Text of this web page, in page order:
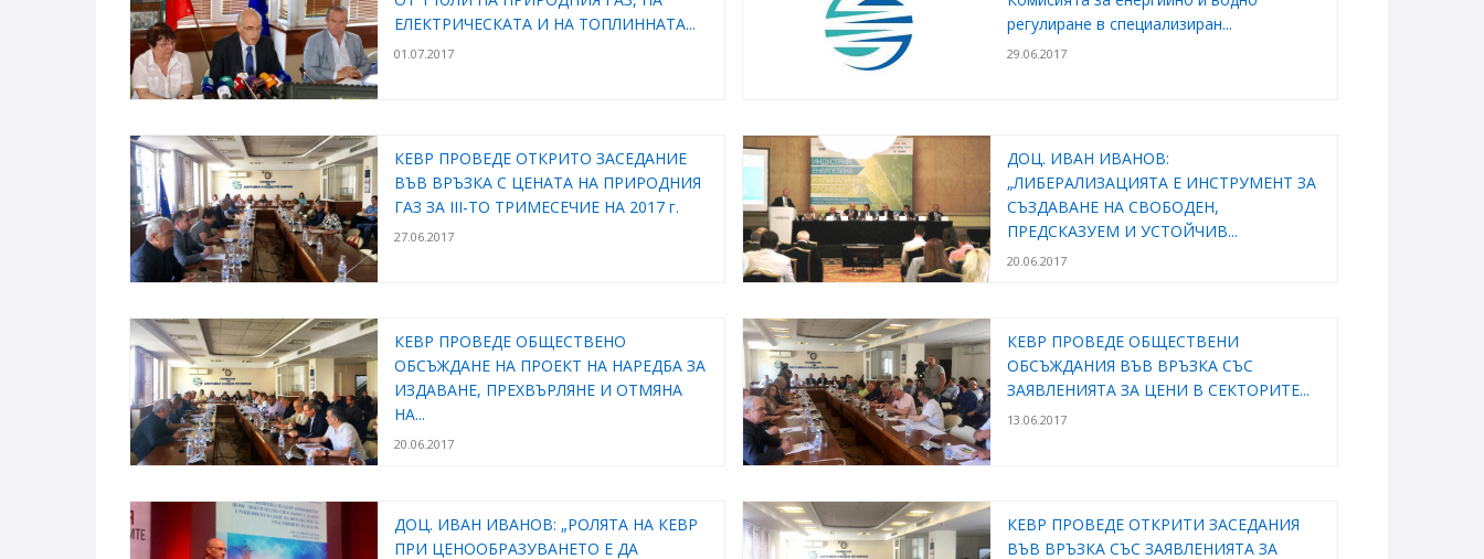
ЕЛЕКТРИЧЕСКАТА И НА ТОПЛИННАТА...
01.07.2017
регулиране в специализиран...
29.06.2017
КЕВР ПРОВЕДЕ ОТКРИТО ЗАСЕДАНИЕ
ВЪВ ВРЪЗКА С ЦЕНАТА НА ПРИРОДНИЯ
ГАЗ ЗА ІІІ-ТО ТРИМЕСЕЧИЕ НА 2017 г.
27.06.2017
ДОЦ. ИВАН ИВАНОВ:
„ЛИБЕРАЛИЗАЦИЯТА Е ИНСТРУМЕНТ ЗА
СЪЗДАВАНЕ НА СВОБОДЕН,
ПРЕДСКАЗУЕМ И УСТОЙЧИВ...
20.06.2017
КЕВР ПРОВЕДЕ ОБЩЕСТВЕНО
ОБСЪЖДАНЕ НА ПРОЕКТ НА НАРЕДБА ЗА
ИЗДАВАНЕ, ПРЕХВЪРЛЯНЕ И ОТМЯНА
НА...
20.06.2017
КЕВР ПРОВЕДЕ ОБЩЕСТВЕНИ
ОБСЪЖДАНИЯ ВЪВ ВРЪЗКА СЪС
ЗАЯВЛЕНИЯТА ЗА ЦЕНИ В СЕКТОРИТЕ...
13.06.2017
ДОЦ. ИВАН ИВАНОВ: „РОЛЯТА НА КЕВР
ПРИ ЦЕНООБРАЗУВАНЕТО Е ДА
КЕВР ПРОВЕДЕ ОТКРИТИ ЗАСЕДАНИЯ
ВЪВ ВРЪЗКА СЪС ЗАЯВЛЕНИЯТА ЗА